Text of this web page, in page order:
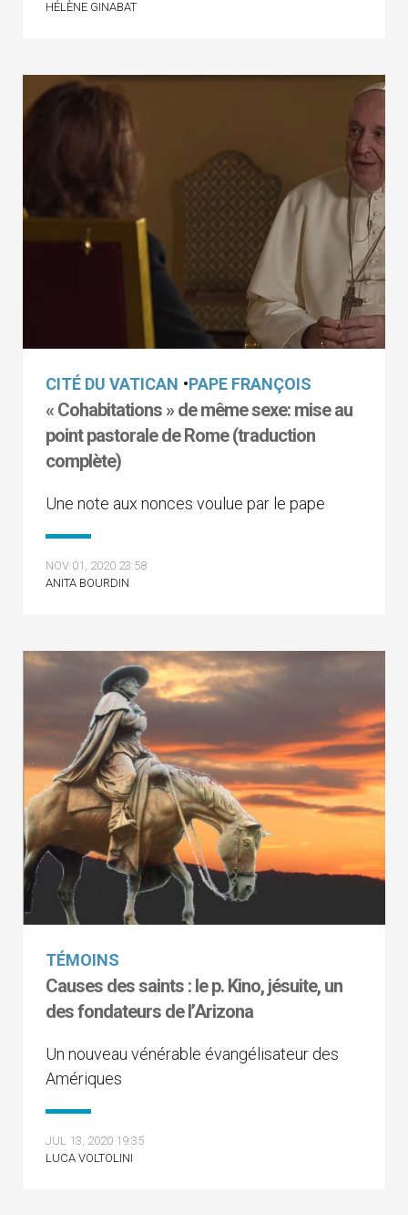
HÉLÈNE GINABAT
CITÉ DU VATICAN •PAPE FRANÇOIS
« Cohabitations » de même sexe: mise au
point pastorale de Rome (traduction
complète)
Une note aux nonces voulue par le pape
NOV 01, 2020 23:58
ANITA BOURDIN
TÉMOINS
Causes des saints : le p. Kino, jésuite, un
des fondateurs de l’Arizona
Un nouveau vénérable évangélisateur des
Amériques
JUL 13, 2020 19:35
LUCA VOLTOLINI